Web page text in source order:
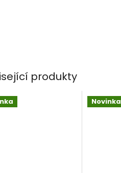
produkty
Novinka